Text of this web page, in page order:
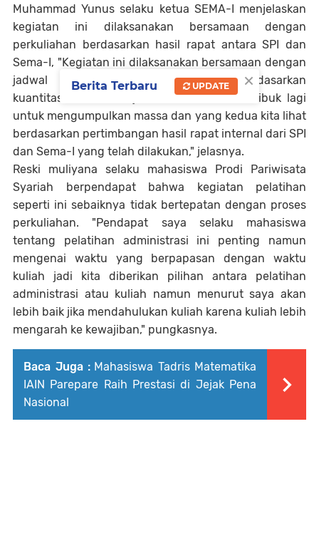
Muhammad Yunus selaku ketua SEMA-I menjelaskan
kegiatan ini dilaksanakan bersamaan dengan
perkuliahan berdasarkan hasil rapat antara SPI dan
Sema-I, "Kegiatan ini dilaksanakan bersamaan dengan
jadwal perkuliahan, yang pertama berdasarkan
kuantitas mahasiswa jadi kita sudah tidak sibuk lagi
untuk mengumpulkan massa dan yang kedua kita lihat
berdasarkan pertimbangan hasil rapat internal dari SPI
dan Sema-I yang telah dilakukan," jelasnya.
Reski muliyana selaku mahasiswa Prodi Pariwisata
Syariah berpendapat bahwa kegiatan pelatihan
seperti ini sebaiknya tidak bertepatan dengan proses
perkuliahan. "Pendapat saya selaku mahasiswa
tentang pelatihan administrasi ini penting namun
mengenai waktu yang berpapasan dengan waktu
kuliah jadi kita diberikan pilihan antara pelatihan
administrasi atau kuliah namun menurut saya akan
lebih baik jika mendahulukan kuliah karena kuliah lebih
mengarah ke kewajiban," pungkasnya.
Baca Juga : Mahasiswa Tadris Matematika
IAIN Parepare Raih Prestasi di Jejak Pena
Nasional
×
Berita Terbaru UPDATE